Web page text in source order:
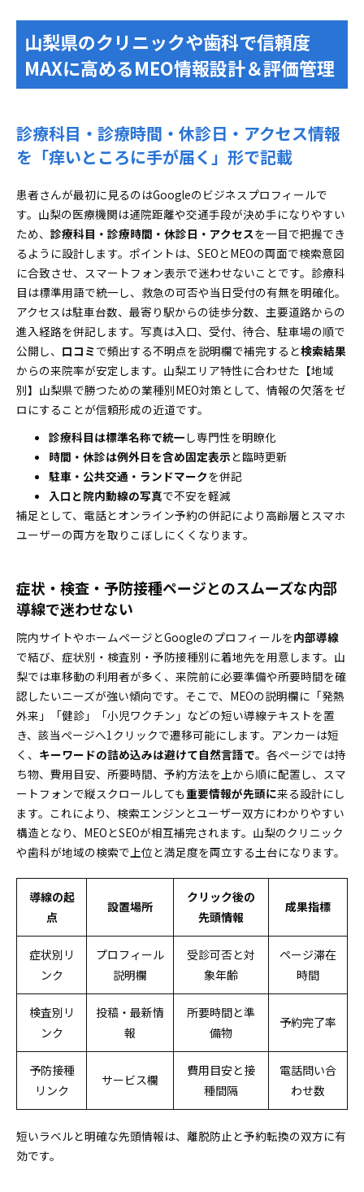
山梨県のクリニックや歯科で信頼度
MAXに高めるMEO情報設計＆評価管理
診療科目・診療時間・休診日・アクセス情報
を「痒いところに手が届く」形で記載
患者さんが最初に見るのはGoogleのビジネスプロフィールで
す。山梨の医療機関は通院距離や交通手段が決め手になりやすい
ため、 診療科目・診療時間・休診日・アクセスを一目で把握でき
るように設計します。ポイントは、SEOとMEOの両面で検索意図
に合致させ、スマートフォン表示で迷わせないことです。診療科
目は標準用語で統一し、救急の可否や当日受付の有無を明確化。
アクセスは駐車台数、最寄り駅からの徒歩分数、主要道路からの
進入経路を併記します。写真は入口、受付、待合、駐車場の順で
公開し、 口コミで頻出する不明点を説明欄で補完すると検索結果
からの来院率が安定します。山梨エリア特性に合わせた【地域
別】山梨県で勝つための業種別MEO対策として、情報の欠落をゼ
ロにすることが信頼形成の近道です。
診療科目は標準名称で統一 し専門性を明瞭化
時間・休診は例外日を含め固定表示と臨時更新
駐車・公共交通・ランドマークを併記
入口と院内動線の写真で不安を軽減
補足として、電話とオンライン予約の併記により高齢層とスマホ
ユーザーの両方を取りこぼしにくくなります。
症状・検査・予防接種ページとのスムーズな内部
導線で迷わせない
院内サイトやホームページとGoogleのプロフィールを内部導線
で結び、症状別・検査別・予防接種別に着地先を用意します。山
梨では車移動の利用者が多く、来院前に必要準備や所要時間を確
認したいニーズが強い傾向です。そこで、MEOの説明欄に「発熱
外来」「健診」「小児ワクチン」などの短い導線テキストを置
き、該当ページへ1クリックで遷移可能にします。アンカーは短
く、 キーワードの詰め込みは避けて自然言語で。各ページでは持
ち物、費用目安、所要時間、予約方法を上から順に配置し、スマ
ートフォンで縦スクロールしても重要情報が先頭に来る設計にし
ます。これにより、検索エンジンとユーザー双方にわかりやすい
構造となり、MEOとSEOが相互補完されます。山梨のクリニック
や歯科が地域の検索で上位と満足度を両立する土台になります。
導線の起
点
設置場所
クリック後の
先頭情報
成果指標
症状別リ
ンク
プロフィール
説明欄
受診可否と対
象年齢
ページ滞在
時間
検査別リ
ンク
投稿・最新情
報
所要時間と準
備物
予約完了率
予防接種
リンク
サービス欄
費用目安と接
種間隔
電話問い合
わせ数
短いラベルと明確な先頭情報は、離脱防止と予約転換の双方に有
効です。